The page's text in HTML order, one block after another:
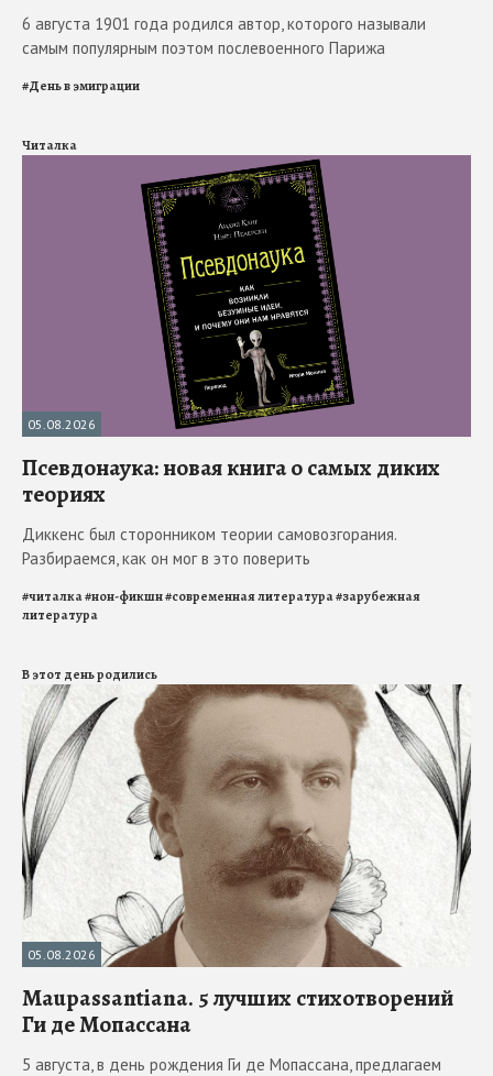
6 августа 1901 года родился автор, которого называли
самым популярным поэтом послевоенного Парижа
#День в эмиграции
Читалка
05.08.2026
Псевдонаука: новая книга о самых диких
теориях
Диккенс был сторонником теории самовозгорания.
Разбираемся, как он мог в это поверить
#читалка#нон-фикшн#современная литература#зарубежная
литература
В этот день родились
05.08.2026
Maupassantiana. 5 лучших стихотворений
Ги де Мопассана
5 августа, в день рождения Ги де Мопассана, предлагаем